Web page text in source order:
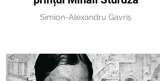
Simion-Alexandru Gavriș